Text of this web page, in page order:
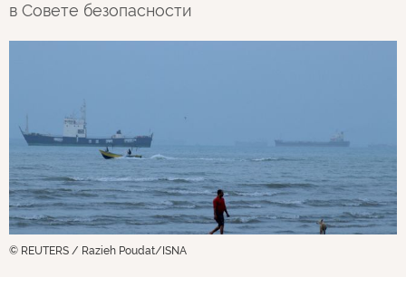
в Совете безопасности
© REUTERS / Razieh Poudat/ISNA